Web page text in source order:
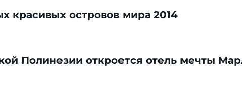
красивых островов мира 2014
Полинезии откроется отель мечты